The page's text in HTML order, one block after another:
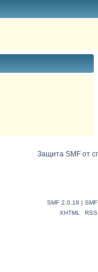
Защита SMF от
SMF 2.0.18 |
XHTML
RSS